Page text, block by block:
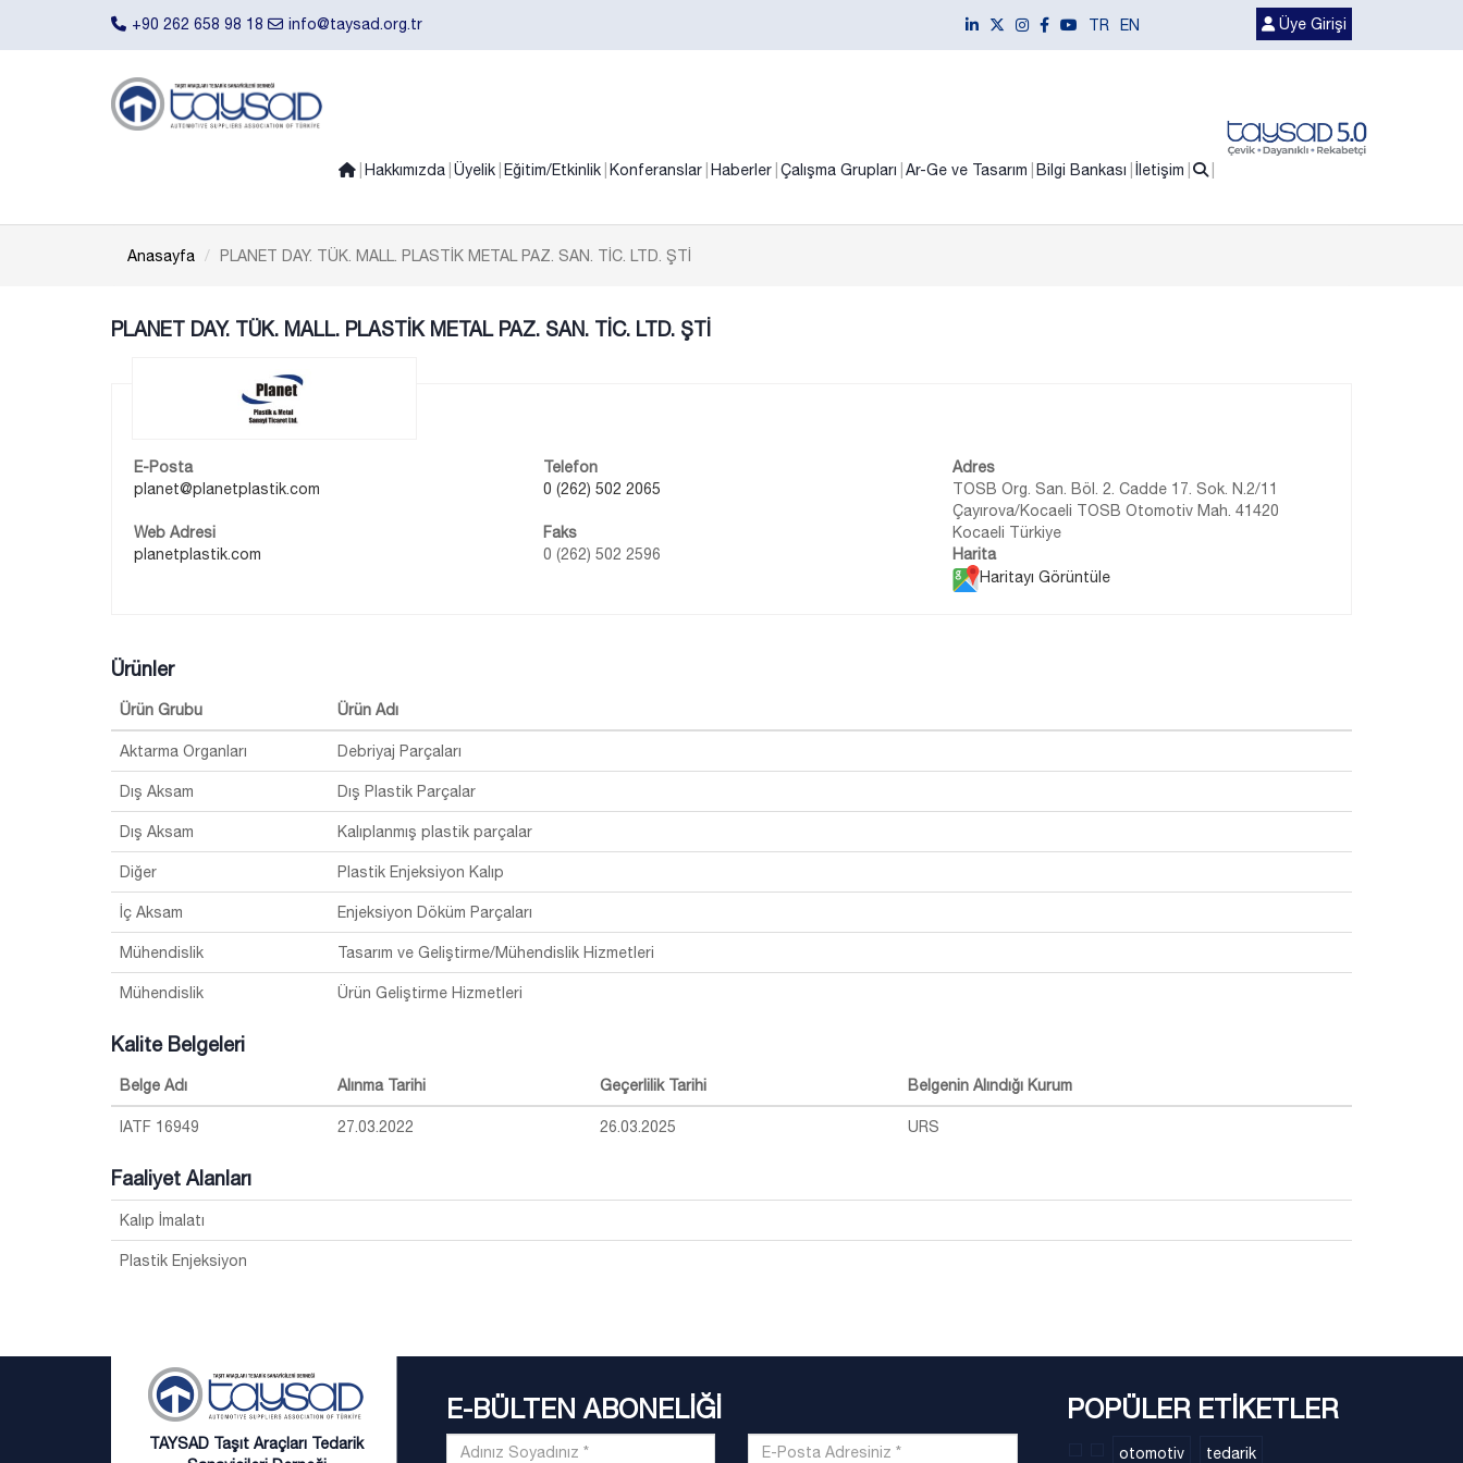
+90 262 658 98 18 info@taysad.org.tr TR EN Üye Girişi
Hakkımızda Üyelik Eğitim/Etkinlik Konferanslar Haberler Çalışma Grupları Ar-Ge ve Tasarım Bilgi Bankası İletişim
Anasayfa PLANET DAY. TÜK. MALL. PLASTİK METAL PAZ. SAN. TİC. LTD. ŞTİ
PLANET DAY. TÜK. MALL. PLASTİK METAL PAZ. SAN. TİC. LTD. ŞTİ
E-Posta
planet@planetplastik.com
Web Adresi
planetplastik.com
Telefon
0 (262) 502 2065
Faks
0 (262) 502 2596
Adres
TOSB Org. San. Böl. 2. Cadde 17. Sok. N.2/11
Çayırova/Kocaeli TOSB Otomotiv Mah. 41420
Kocaeli Türkiye
Harita
Haritayı Görüntüle
Ürünler
Ürün Grubu Ürün Adı
Aktarma Organları Debriyaj Parçaları
Dış Aksam Dış Plastik Parçalar
Dış Aksam Kalıplanmış plastik parçalar
Diğer Plastik Enjeksiyon Kalıp
İç Aksam Enjeksiyon Döküm Parçaları
Mühendislik Tasarım ve Geliştirme/Mühendislik Hizmetleri
Mühendislik Ürün Geliştirme Hizmetleri
Kalite Belgeleri
Belge Adı Alınma Tarihi Geçerlilik Tarihi Belgenin Alındığı Kurum
IATF 16949 27.03.2022 26.03.2025 URS
Faaliyet Alanları
Kalıp İmalatı
Plastik Enjeksiyon
TAYSAD Taşıt Araçları Tedarik
E-BÜLTEN ABONELİĞİ POPÜLER ETİKETLER
otomotiv tedarik